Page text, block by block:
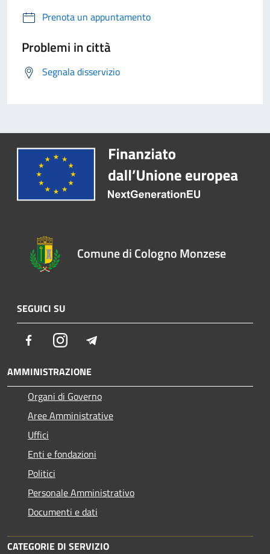
Prenota un appuntamento
Problemi in città
Segnala disservizio
Comune di Cologno Monzese
SEGUICI SU
FacebookInstagram
AMMINISTRAZIONE
Organi di Governo
Aree Amministrative
Uffici
Enti e fondazioni
Politici
Personale Amministrativo
Documenti e dati
CATEGORIE DI SERVIZIO